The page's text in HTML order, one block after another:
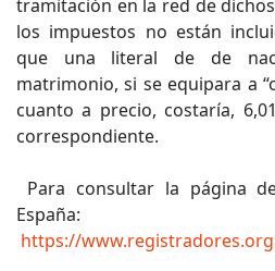
tramitación en la red de
los impuestos no están
que una literal de de
matrimonio, si se equipara a
cuanto a precio, costaría,
correspondiente.
Para consultar la página
España:
https://